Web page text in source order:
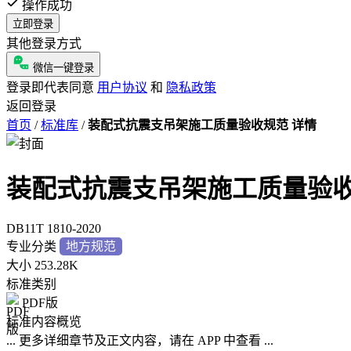
操作成功
立即登录
其他登录方式
微信一键登录
登录即代表同意 用户协议 和 隐私政策
返回登录
首页 / 标准库 / 装配式抗震支吊架施工质量验收规范 详情
装配式抗震支吊架施工质量验
DB11T 1810-2020
专业分类
地方规范
大小 253.28K
标准类别
PDF版
标准内容概览
... 更多详细章节及正文内容，请在 APP 中查看 ...